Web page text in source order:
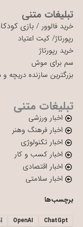
تبلیغات متنی
خرید فالوور / بازی
رپورتاژ/ کیت اعتیاد
خرید رپورتاژ
سم برای موش
بزرگترین سازنده دریچه و
تبلیغات متنی
اخبار ورزشی
اخبار فرهنگ وهنر
اخبار تکنولوژی
اخبار کسب و کار
اخبار اقتصادی
اخبار سلامتی
برچسب‌ها
ChatGpt
OpenAI